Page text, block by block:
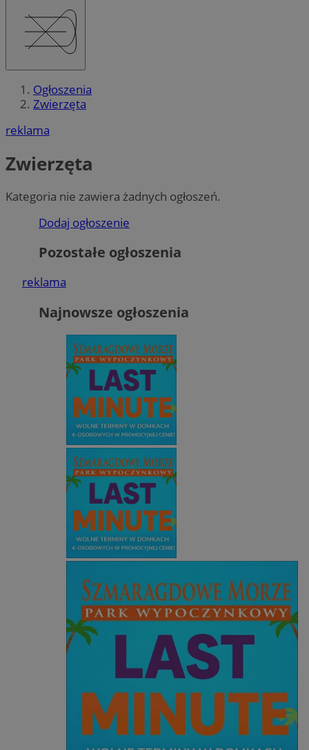
Ogłoszenia
Zwierzęta
reklama
Zwierzęta
Kategoria nie zawiera żadnych ogłoszeń.
Dodaj ogłoszenie
Pozostałe ogłoszenia
reklama
Najnowsze ogłoszenia